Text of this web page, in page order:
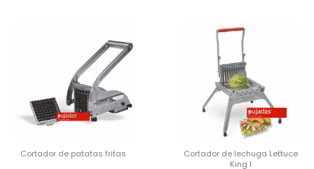
Cortador de patatas fritas
Cortador de lechuga Lettuce
King I